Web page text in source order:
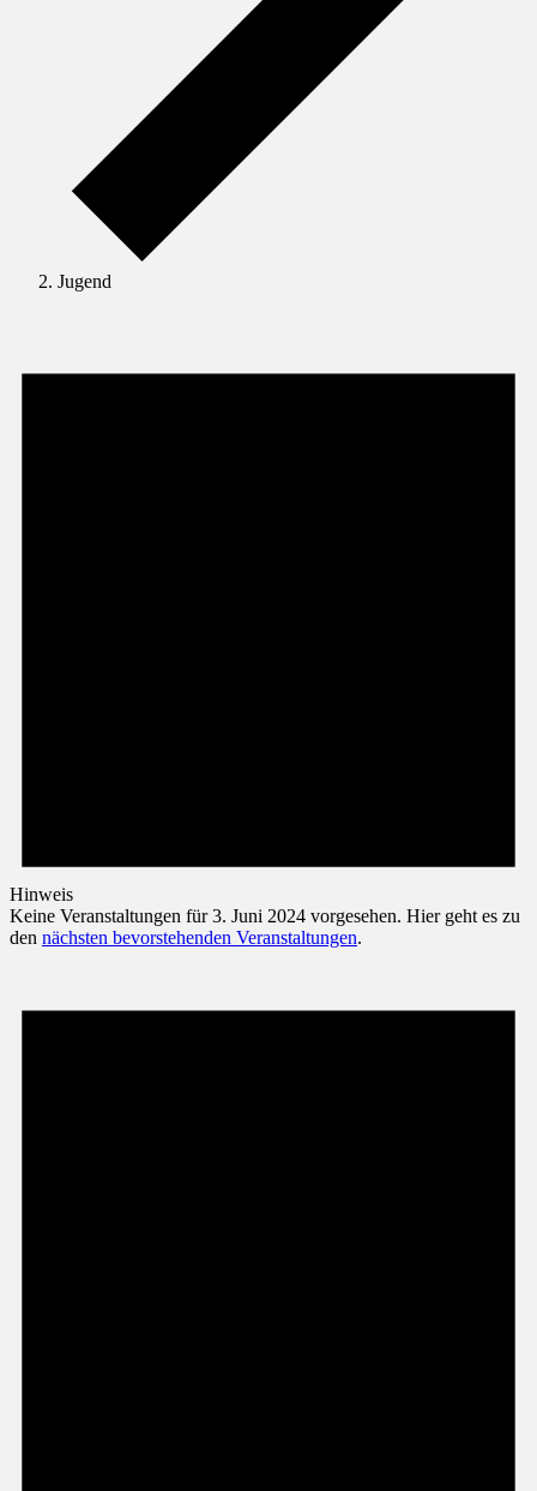
Jugend
Hinweis
Keine Veranstaltungen für 3. Juni 2024 vorgesehen. Hier geht es zu
den nächsten bevorstehenden Veranstaltungen.